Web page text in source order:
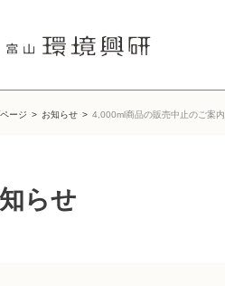
ージ お知らせ 4,000ml商品の販売中止のご案内
らせ